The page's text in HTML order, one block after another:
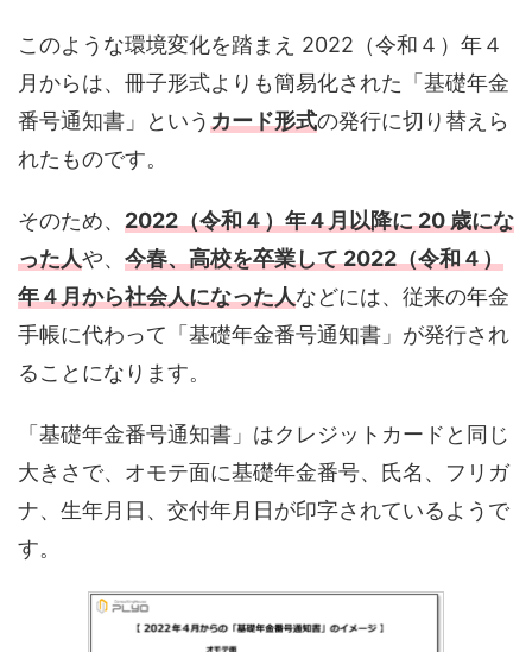
このような環境変化を踏まえ 2022（令和４）年４
月からは、冊子形式よりも簡易化された「基礎年金
番号通知書」というカード形式の発行に切り替えら
れたものです。
そのため、 2022（令和４）年４月以降に 20 歳にな
った人や、 今春、高校を卒業して 2022（令和４）
年４月から社会人になった人などには、従来の年金
手帳に代わって「基礎年金番号通知書」が発行され
ることになります。
「基礎年金番号通知書」はクレジットカードと同じ
大きさで、オモテ面に基礎年金番号、氏名、フリガ
ナ、生年月日、交付年月日が印字されているようで
す。